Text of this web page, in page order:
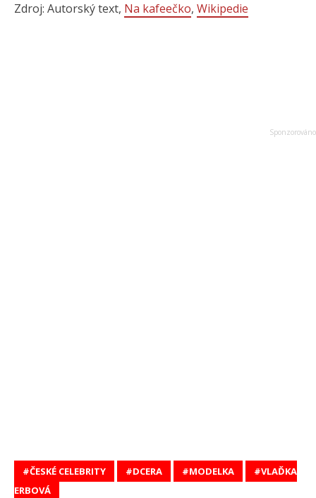
Zdroj: Autorský text, Na kafeečko, Wikipedie
ČESKÉ CELEBRITY DCERA MODELKA
VLAĎKA
ERBOVÁ